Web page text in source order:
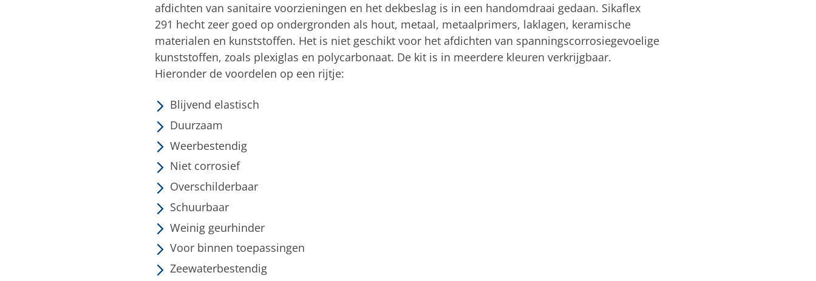
afdichten van sanitaire voorzieningen en het dekbeslag is in een handomdraai gedaan. Sikaflex
291 hecht zeer goed op ondergronden als hout, metaal, metaalprimers, laklagen, keramische
materialen en kunststoffen. Het is niet geschikt voor het afdichten van spanningscorrosiegevoelige
kunststoffen, zoals plexiglas en polycarbonaat. De kit is in meerdere kleuren verkrijgbaar.
Hieronder de voordelen op een rijtje:
Blijvend elastisch
Duurzaam
Weerbestendig
Niet corrosief
Overschilderbaar
Schuurbaar
Weinig geurhinder
Voor binnen toepassingen
Zeewaterbestendig